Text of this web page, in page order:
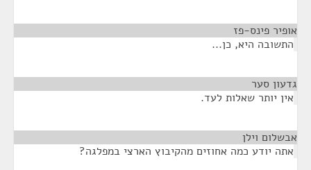
אופיר פינס-פז
התשובה היא, כן...
גדעון סער
אין יותר שאלות לעד.
אבשלום וילן
אתה יודע כמה אחוזים מהקיבוץ הארצי במפלגה?